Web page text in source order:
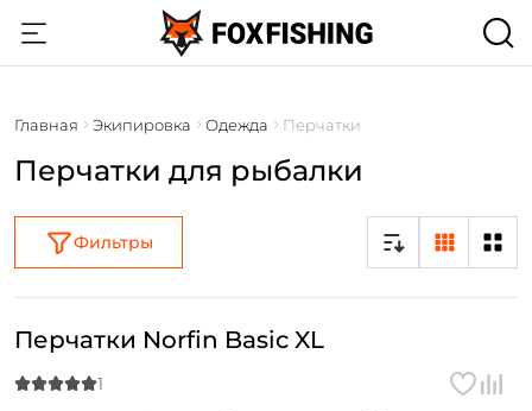
Главная Экипировка Одежда Перчатки
Перчатки для рыбалки
Фильтры
Перчатки Norfin Basic XL